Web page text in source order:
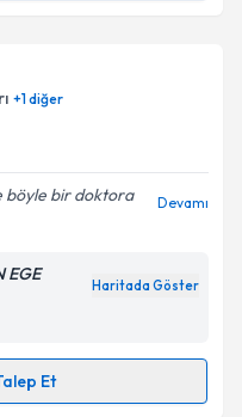
randevu takvimi talebi
almanız için bir
ile bilgilendireceğiz.
ilişkin
Aydınlatma
ediyorum.
Gönder
+1diğer
böyle bir doktora
Devamı
EGE
Haritada Göster
Et